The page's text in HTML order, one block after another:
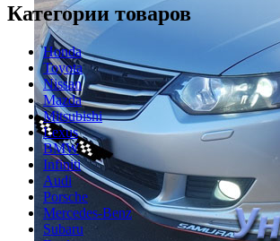
Категории товаров
Honda
Toyota
Nissan
Mazda
Mitsubishi
Lexus
BMW
Infiniti
Audi
Porsche
Mercedes-Benz
Subaru